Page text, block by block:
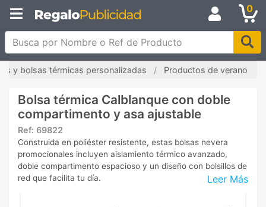
0
Busca por Nombre o Ref de Producto
y bolsas térmicas personalizadas Productos de verano
Bolsa térmica Calblanque con doble
compartimento y asa ajustable
Ref: 69822
Leer Más
Construida en poliéster resistente, estas bolsas nevera
promocionales incluyen aislamiento térmico avanzado,
doble compartimento espacioso y un diseño con bolsillos de
red que facilita tu día.